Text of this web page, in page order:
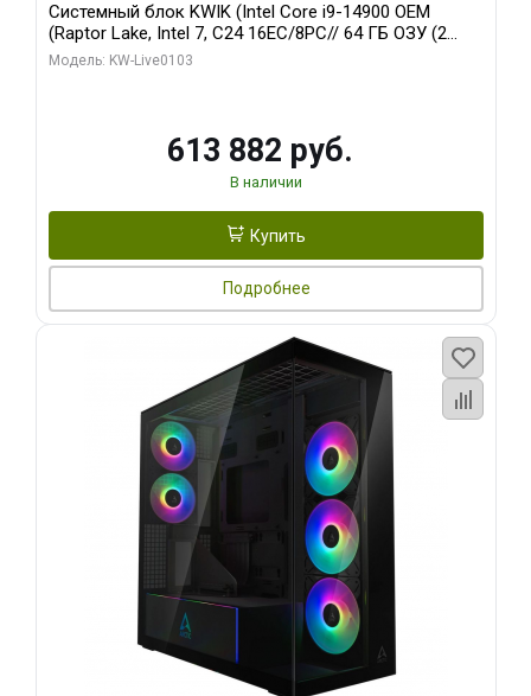
Системный блок KWIK (Intel Core i9-14900 OEM
(Raptor Lake, Intel 7, C24 16EC/8PC// 64 ГБ ОЗУ (2
модуля)/ Afox RTX4090 24GB GDDR6X 384-Bit 3xDP
Модель: KW-Live0103
613 882 руб.
В наличии
Купить
Подробнее